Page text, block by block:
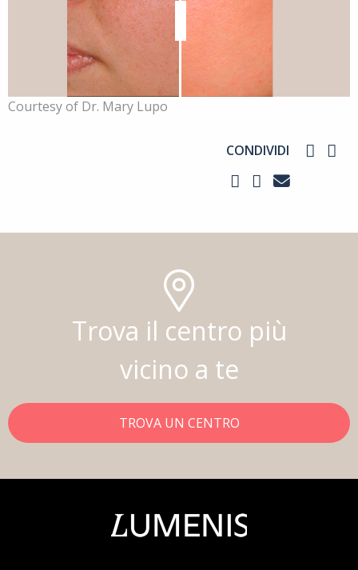
Courtesy of Dr. Mary Lupo
CONDIVIDI
Trova il centro più
vicino a te
TROVA UN CENTRO